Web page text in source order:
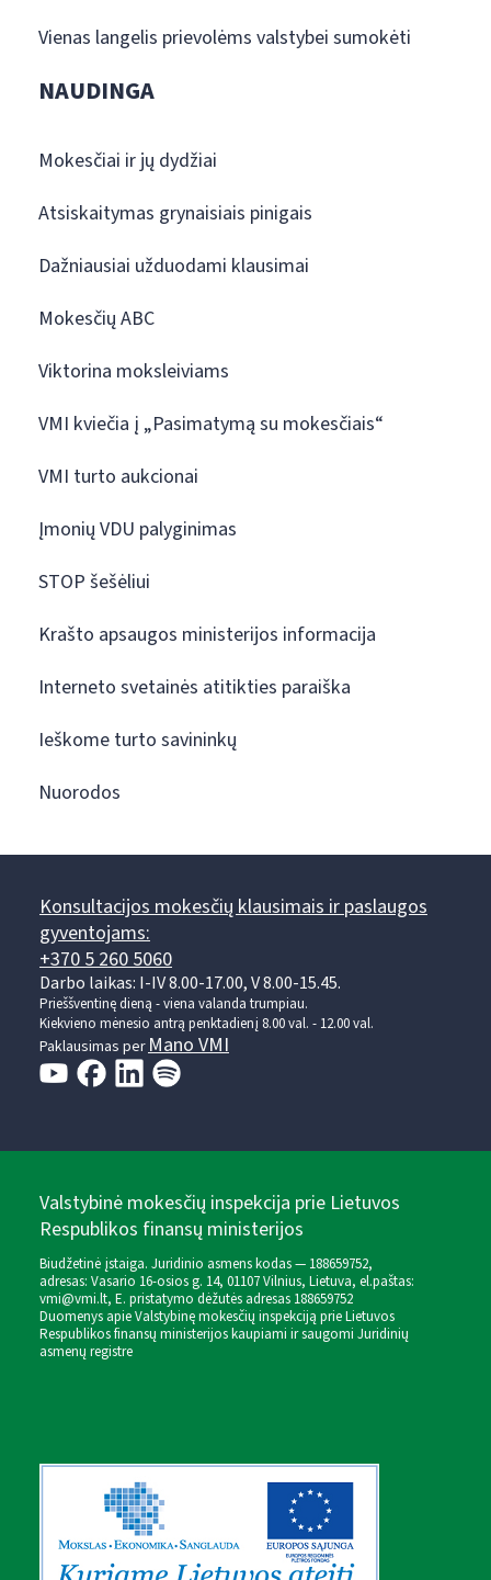
Vienas langelis prievolėms valstybei sumokėti
NAUDINGA
Mokesčiai ir jų dydžiai
Atsiskaitymas grynaisiais pinigais
Dažniausiai užduodami klausimai
Mokesčių ABC
Viktorina moksleiviams
VMI kviečia į „Pasimatymą su mokesčiais“
VMI turto aukcionai
Įmonių VDU palyginimas
STOP šešėliui
Krašto apsaugos ministerijos informacija
Interneto svetainės atitikties paraiška
Ieškome turto savininkų
Nuorodos
Konsultacijos mokesčių klausimais ir paslaugos
gyventojams:
+370 5 260 5060
Darbo laikas: I-IV 8.00-17.00, V 8.00-15.45.
Prieššventinę dieną - viena valanda trumpiau.
Kiekvieno mėnesio antrą penktadienį 8.00 val. - 12.00 val.
Paklausimas perMano VMI
Valstybinė mokesčių inspekcija prie Lietuvos
Respublikos finansų ministerijos
Biudžetinė įstaiga. Juridinio asmens kodas — 188659752,
adresas: Vasario 16-osios g. 14, 01107 Vilnius, Lietuva, el.paštas:
vmi@vmi.lt, E. pristatymo dėžutės adresas 188659752
Duomenys apie Valstybinę mokesčių inspekciją prie Lietuvos
Respublikos finansų ministerijos kaupiami ir saugomi Juridinių
asmenų registre